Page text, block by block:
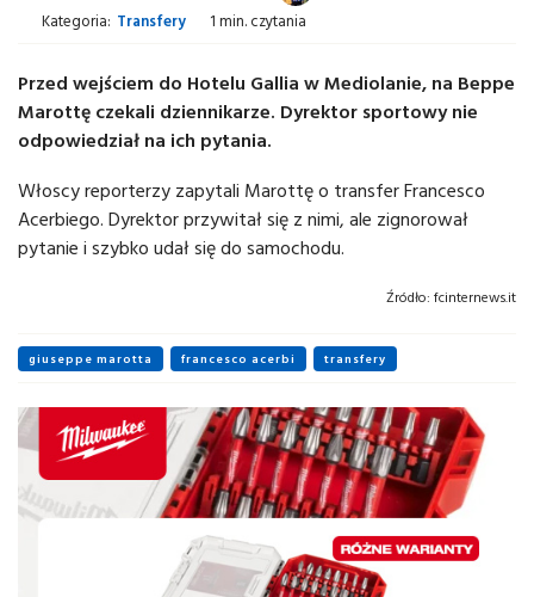
Kategoria: Transfery 1 min. czytania
Przed wejściem do Hotelu Gallia w Mediolanie, na Beppe
Marottę czekali dziennikarze. Dyrektor sportowy nie
odpowiedział na ich pytania.
Włoscy reporterzy zapytali Marottę o transfer Francesco
Acerbiego. Dyrektor przywitał się z nimi, ale zignorował
pytanie i szybko udał się do samochodu.
Źródło: fcinternews.it
giuseppe marotta francesco acerbi transfery